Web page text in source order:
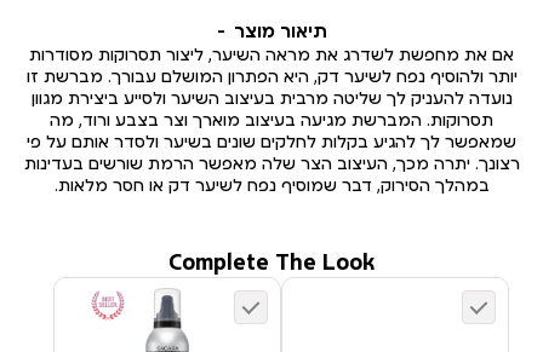
תיאור מוצר
אם את מחפשת לשדרג את מראה השיער, ליצור תסרוקות מסודרות
יותר ולהוסיף נפח לשיער דק, היא הפתרון המושלם עבורך. מברשת זו
נועדה להעניק לך שליטה מרבית בעיצוב השיער ולסייע ביצירת מגוון
תסרוקות. המברשת מגיעה בעיצוב מוארך וצר בצבע ורוד, מה
שמאפשר לך להגיע בקלות לחלקים שונים בשיער ולסדר אותם על פי
רצונך. יתרה מכך, העיצוב הצר שלה מאפשר הרמת שורשים בעדינות
במהלך הסירוק, דבר שמוסיף נפח לשיער דק או חסר מלאות.
Complete The Look